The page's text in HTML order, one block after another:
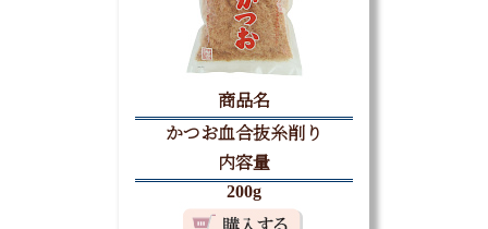
商品名
かつお血合抜糸削り
内容量
200g